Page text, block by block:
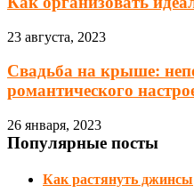
23 августа, 2023
Свадьба на крыше:
романтического
26 января, 2023
Популярные посты
Как растянуть джинсы